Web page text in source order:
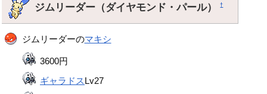
ジムリーダー（ダイヤモンド・パール）†
ジムリーダーのマキシ
3600円
ギャラドスLv27